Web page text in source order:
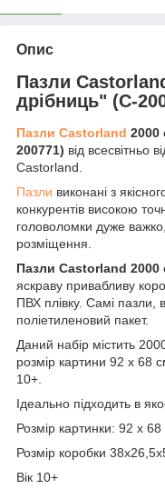
Опис
Пазли
дрібниць" (C-
Пазли Castorland 2000
200771) від всесвітньо
Castorland.
Пазли виконані з
конкурентів високою
головоломки дуже
розміщення.
Пазли Castorland 2000
яскраву привабливу
ПВХ плівку. Самі пазли,
поліетиленовий пакет.
Даний набір містить
розмір картини 92 х 68
10+.
Ідеально підходить в
Розмір картинки: 92 х
Розмір коробки
Вік 10+